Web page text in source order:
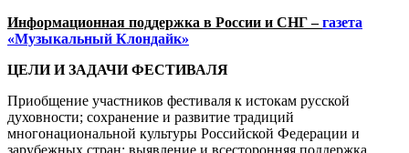
Информационная поддержка в России и СНГ –газета
«Музыкальный Клондайк»
ЦЕЛИ И ЗАДАЧИ ФЕСТИВАЛЯ
Приобщение участников фестиваля к истокам русской
духовности; сохранение и развитие традиций
многонациональной культуры Российской Федерации и
зарубежных стран; выявление и всесторонняя поддержка